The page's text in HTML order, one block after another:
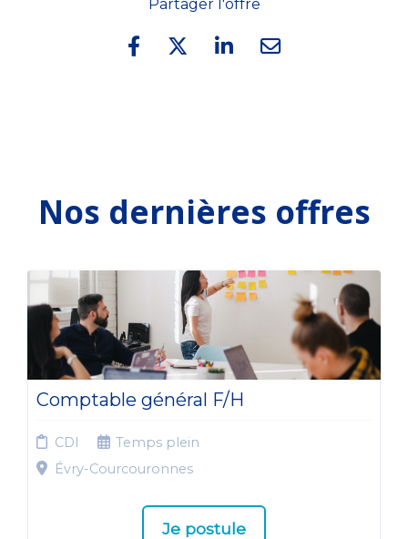
Partager l'offre
Nos dernières offres
Comptable général F/H
CDI
Temps plein
Évry-Courcouronnes
Je postule